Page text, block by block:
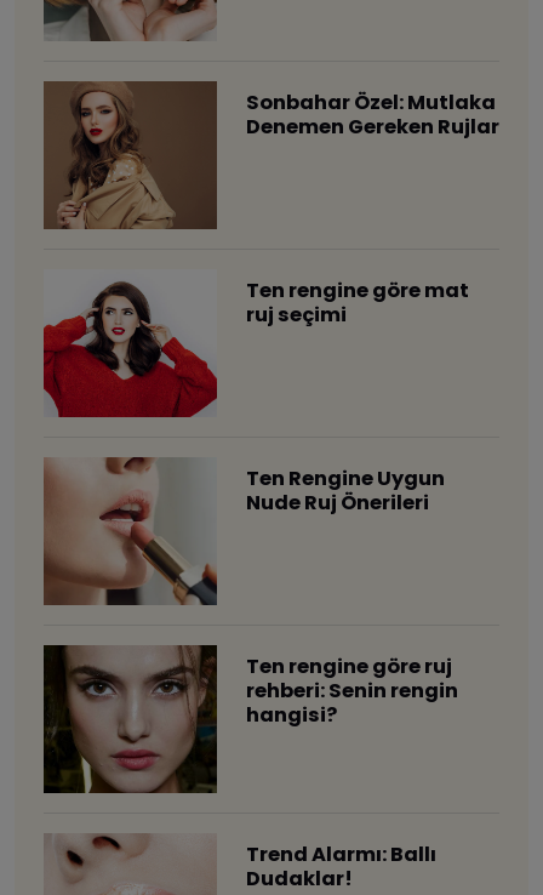
Sonbahar Özel: Mutlaka
Denemen Gereken Rujlar
Ten rengine göre mat
ruj seçimi
Ten Rengine Uygun
Nude Ruj Önerileri
Ten rengine göre ruj
rehberi: Senin rengin
hangisi?
Trend Alarmı: Ballı
Dudaklar!